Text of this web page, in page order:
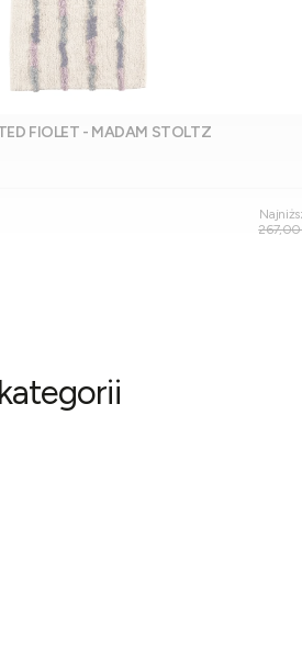
Dodaj do
FIOLET - MADAM STOLTZ
267,00